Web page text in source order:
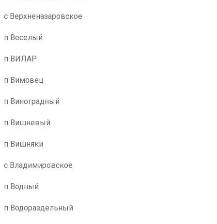
с Верхненазаровское
п Веселый
п ВИЛАР
п Вимовец
п Виноградный
п Вишневый
п Вишняки
с Владимировское
п Водный
п Водораздельный